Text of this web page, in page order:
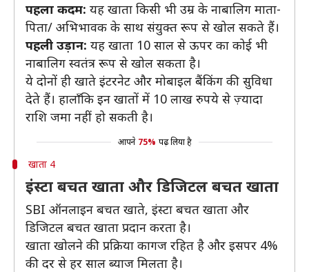
पहला कदम: यह खाता किसी भी उम्र के नाबालिग माता-
पिता/ अभिभावक के साथ संयुक्त रूप से खोल सकते हैं।
पहली उड़ान: यह खाता 10 साल से ऊपर का कोई भी
नाबालिग स्वतंत्र रूप से खोल सकता है।
ये दोनों ही खाते इंटरनेट और मोबाइल बैंकिंग की सुविधा
देते हैं। हालाँकि इन खातों में 10 लाख रुपये से ज़्यादा
राशि जमा नहीं हो सकती है।
आपने 75% पढ़ लिया है
खाता 4
इंस्टा बचत खाता और डिजिटल बचत खाता
SBI ऑनलाइन बचत खाते, इंस्टा बचत खाता और
डिजिटल बचत खाता प्रदान करता है।
खाता खोलने की प्रक्रिया कागज रहित है और इसपर 4%
की दर से हर साल ब्याज मिलता है।